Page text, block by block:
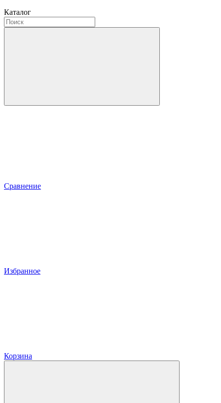
Каталог
Сравнение
Избранное
Корзина